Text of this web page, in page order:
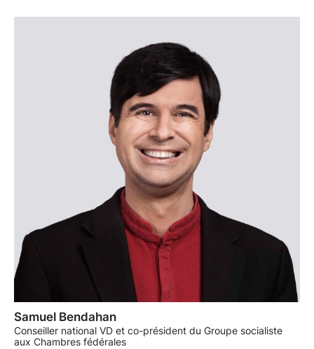
Samuel Bendahan
Conseiller national VD et co-président du Groupe socialiste
aux Chambres fédérales